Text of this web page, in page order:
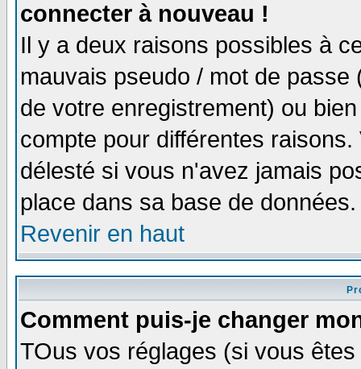
connecter à nouveau !
Il y a deux raisons possibles à
mauvais pseudo / mot de
de votre enregistrement) ou
compte pour différentes
délesté si vous n'avez jamais
place dans sa base de
Revenir en haut
Comment puis-je changer
TOus vos réglages (si vous